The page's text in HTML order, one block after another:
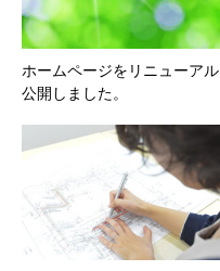
ホームページをリニューアル
公開しました。